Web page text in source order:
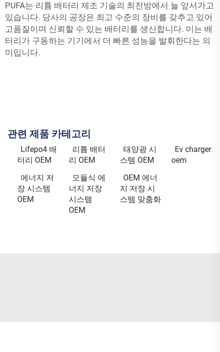
PUFA는 리튬 배터리 제조 기술의 최전방에서 늘 앞서가고
있습니다. 당사의 공장은 최고 수준의 장비를 갖추고 있어
고품질이며 신뢰할 수 있는 배터리를 생산합니다. 이는 배
터리가 구동하는 기기에서 더 빠른 성능을 발휘한다는 의
미입니다.
관련 제품 카테고리
Lifepo4 배
터리 OEM
리튬 배터
리 OEM
태양광 시
스템 OEM
Ev charger
oem
에너지 저
장 시스템
OEM
모듈식 에
너지 저장
시스템
OEM
OEM 에너
지 저장 시
스템 맞춤화